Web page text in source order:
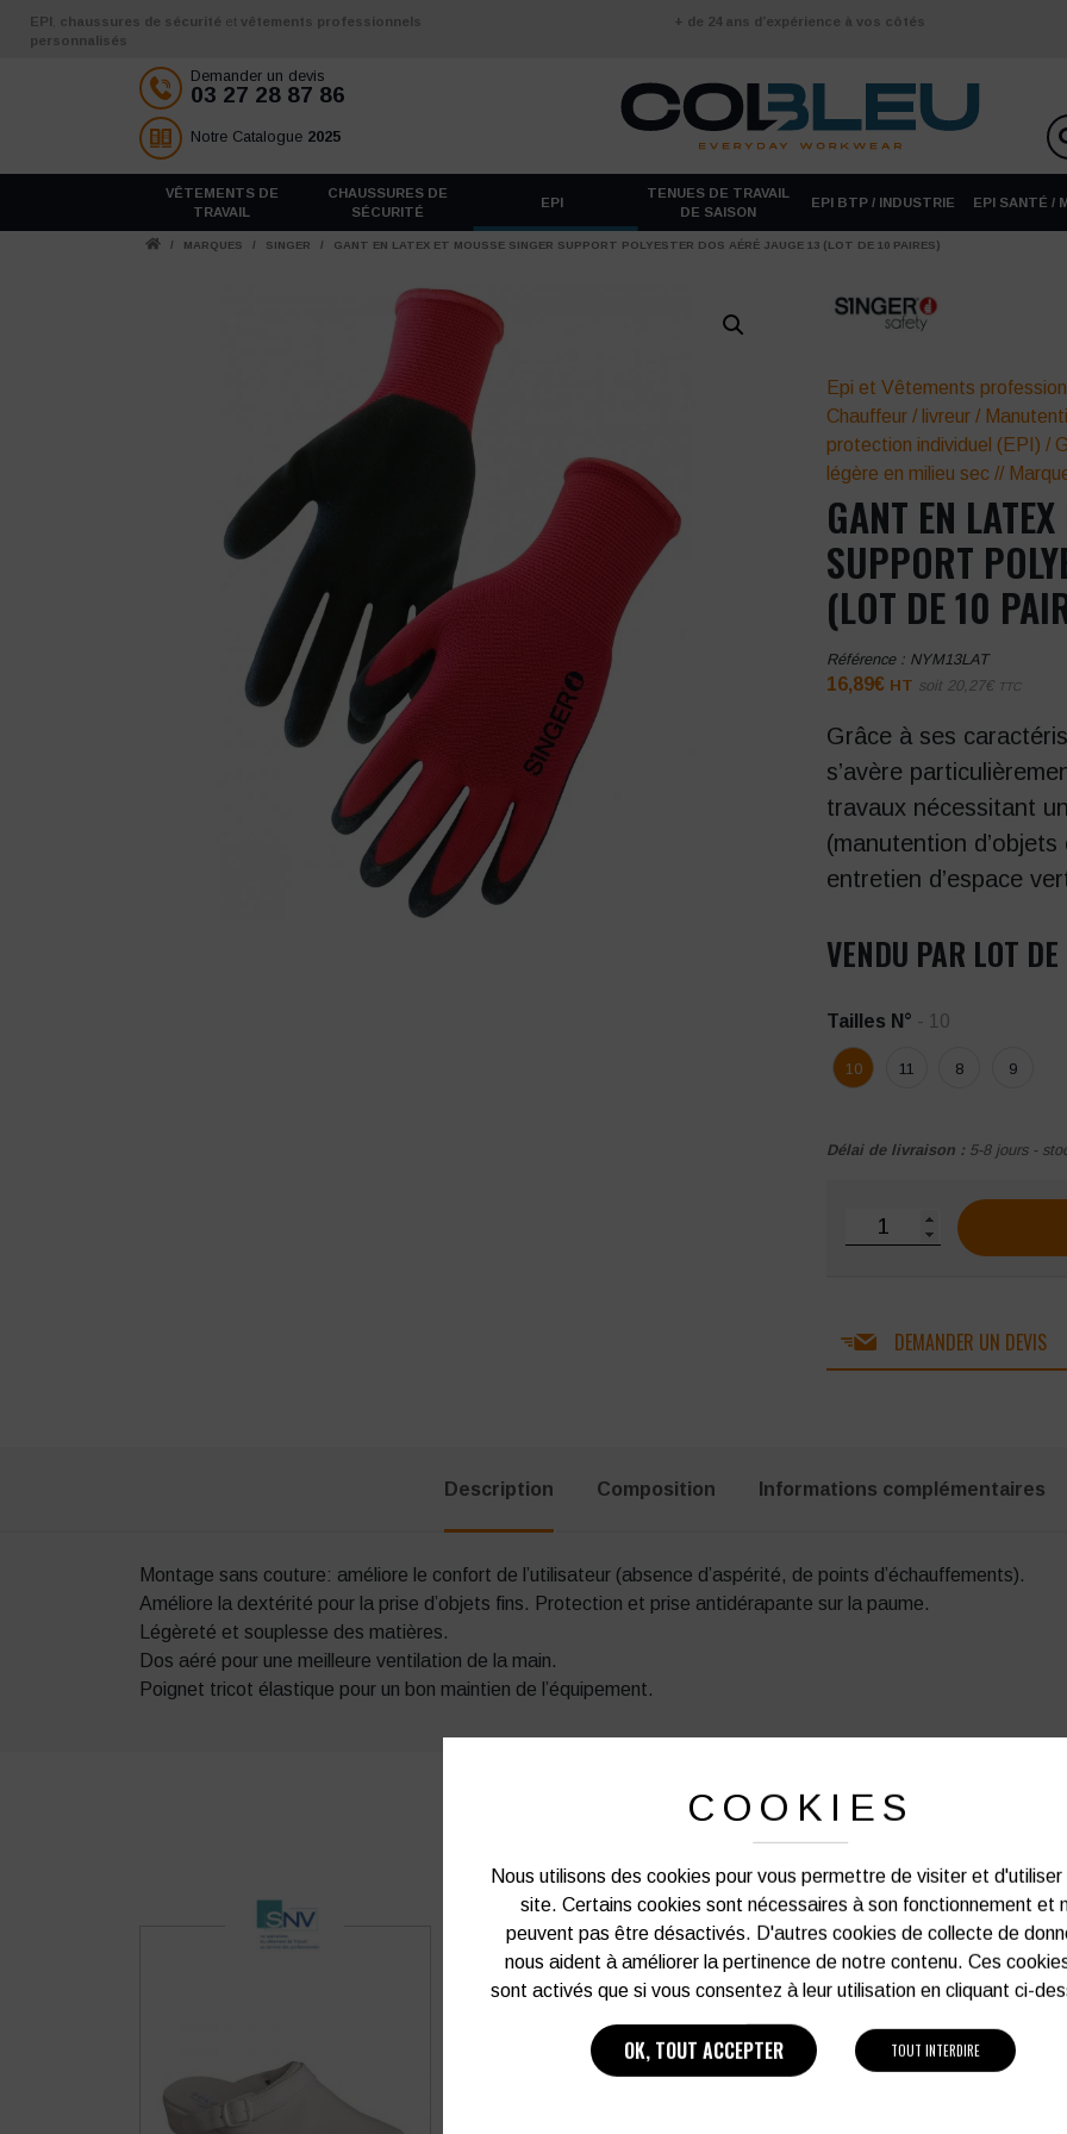
Aller au contenu
EPI chaussures de sécurité et vêtements professionnels
personnalisés
+ de 24 ans d’expérience à vos côtés
Demander un devis
03 27 28 87 86
Notre Catalogue 2025
VÊTEMENTS DE
TRAVAIL
CHAUSSURES DE
SÉCURITÉ
EPI
TENUES DE TRAVAIL
DE SAISON
EPI BTP / INDUSTRIE EPI SANTÉ /
/ MARQUES / SINGER / GANT EN LATEX ET MOUSSE SINGER SUPPORT POLYESTER DOS AÉRÉ JAUGE 13 (LOT DE 10 PAIRES)
Epi et Vêtements
Chauffeur / livreur /
protection individuel (EPI) /
légère en milieu sec //
GANT EN
SUPPORT
(LOT DE 10
Référence : NYM13LAT
16,89€ HT soit 20,27€ TTC
Grâce à ses
s’avère
travaux nécessitant
(manutention
entretien d’espace
VENDU PAR LOT
Tailles N° - 10
10 11 8 9
Délai de livraison : 5-8 jours -
quantité de Gant en
DEMANDER UN DEVIS
Description Composition Informations complémentaires
Montage sans couture: améliore le confort de l’utilisateur (absence d’aspérité, de points d’échauffements).
Améliore la dextérité pour la prise d’objets fins. Protection et prise antidérapante sur la paume.
Légèreté et souplesse des matières.
Dos aéré pour une meilleure ventilation de la main.
Poignet tricot élastique pour un bon maintien de l’équipement.
PRODUITS SIMILAIRES
COOKIES
Nous utilisons des cookies pour vous permettre de visiter et d'utiliser
site. Certains cookies sont nécessaires à son fonctionnement et
peuvent pas être désactivés. D'autres cookies de collecte de
nous aident à améliorer la pertinence de notre contenu. Ces
sont activés que si vous consentez à leur utilisation en cliquant ci-
OK, TOUT ACCEPTER TOUT INTERDIRE